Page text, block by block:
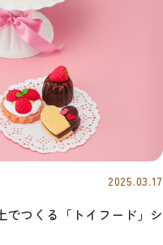
2025.03.17
つくる「トイフード」シ